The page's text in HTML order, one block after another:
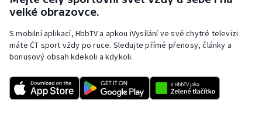
Rychlobruslení
Rychlostní kanoistika
Sportovní střelba
velké obrazovce.
S mobilní aplikací, HbbTV a apkou iVysílání ve své chytré televizi
máte ČT sport vždy po ruce. Sledujte přímé přenosy, články a
bonusový obsah kdekoli a kdykoli.